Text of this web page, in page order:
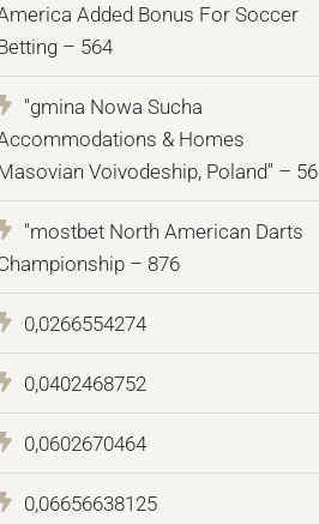
Added Bonus For Soccer
– 564
"gmina Nowa Sucha
& Homes
Voivodeship, Poland" – 56
"mostbet North American Darts
– 876
0,0266554274
0,0402468752
0,0602670464
0,06656638125